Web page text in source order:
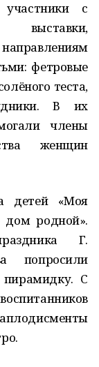
с
выставки,
фетровые
теста,
В их
члены
женщин
детей «Моя
дом родной».
Г.
попросили
пирамидку. С